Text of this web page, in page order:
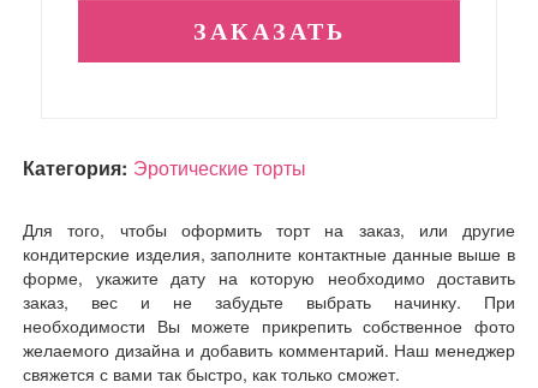
Категория: Эротические торты
Для того, чтобы оформить торт на заказ, или другие
кондитерские изделия, заполните контактные данные выше в
форме, укажите дату на которую необходимо доставить
заказ, вес и не забудьте выбрать начинку. При
необходимости Вы можете прикрепить собственное фото
желаемого дизайна и добавить комментарий. Наш менеджер
свяжется с вами так быстро, как только сможет.